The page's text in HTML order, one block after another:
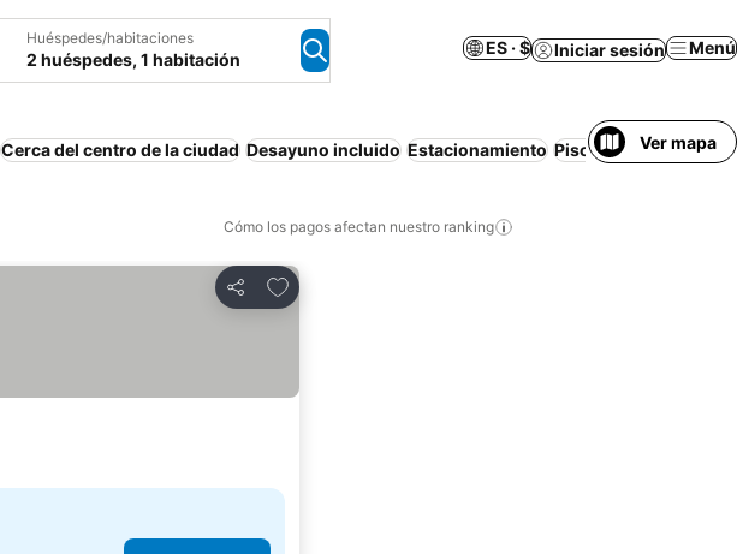
Huéspedes/habitaciones
2 huéspedes, 1 habitación
ES · $ Iniciar sesión Menú
Cerca del centro de la ciudad Desayuno incluido Estacionamiento Piscina Apartamento
Ver mapa
Cómo los pagos afectan nuestro ranking
Compartir
Agregar a favoritos